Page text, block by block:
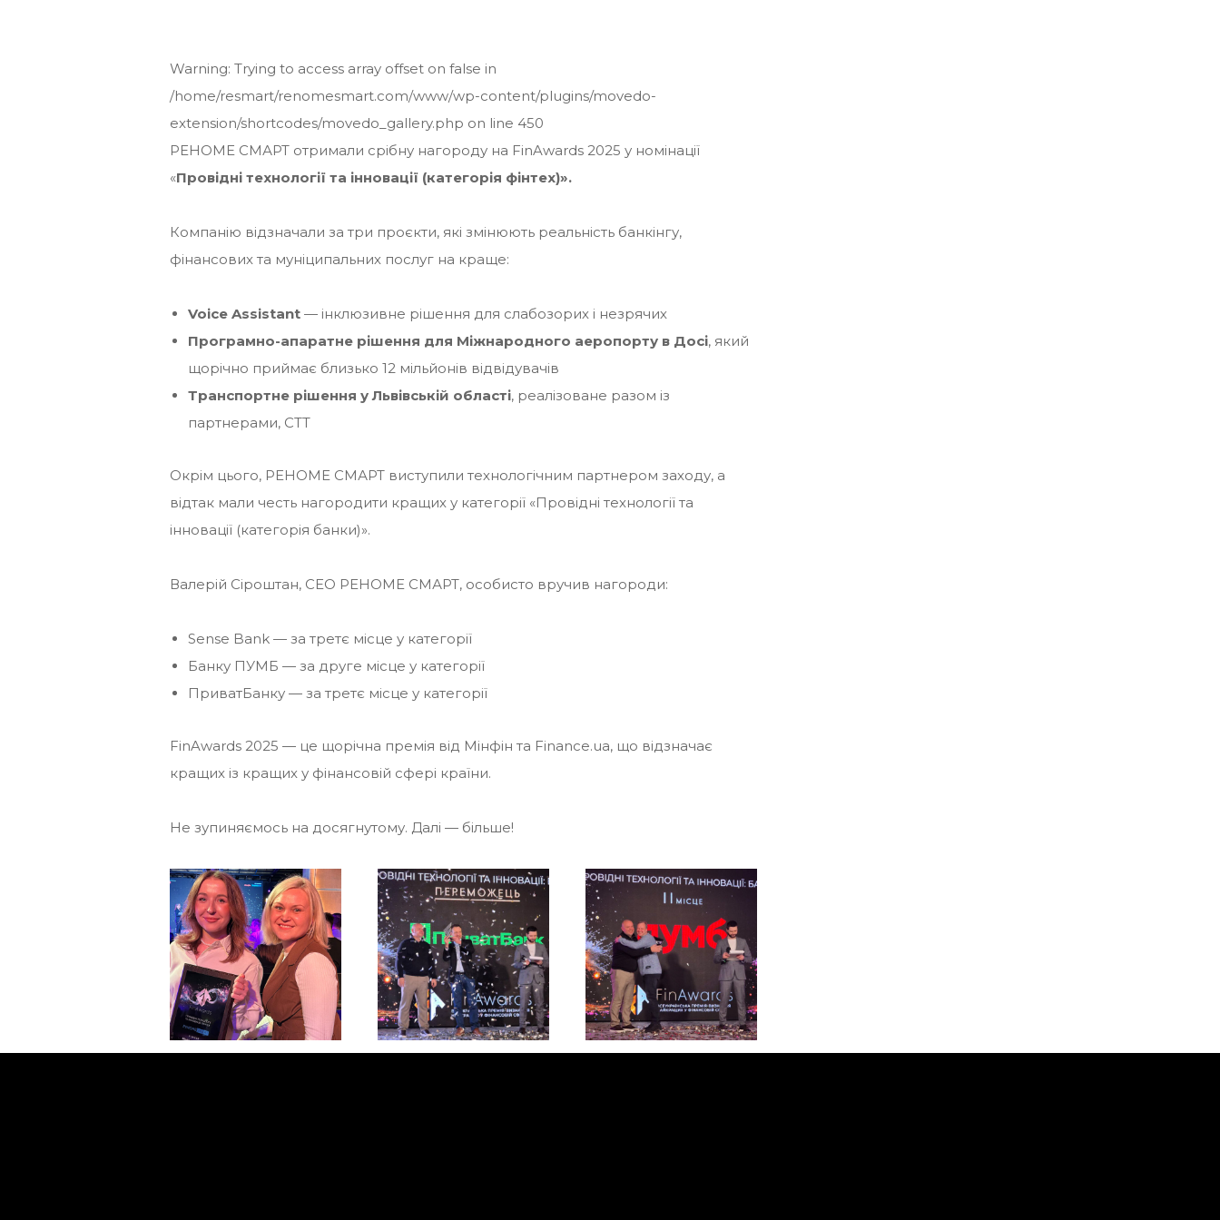
Warning: Trying to access array offset on false in
/home/resmart/renomesmart.com/www/wp-content/plugins/movedo-
extension/shortcodes/movedo_gallery.php on line 450
РЕНОМЕ СМАРТ отримали срібну нагороду на FinAwards 2025 у номінації
«Провідні технології та інновації (категорія фінтех)».
Компанію відзначали за три проєкти, які змінюють реальність банкінгу,
фінансових та муніципальних послуг на краще:
Voice Assistant — інклюзивне рішення для слабозорих і незрячих
Програмно-апаратне рішення для Міжнародного аеропорту в Досі, який
щорічно приймає близько 12 мільйонів відвідувачів
Транспортне рішення у Львівській області, реалізоване разом із
партнерами, СТТ
Окрім цього, РЕНОМЕ СМАРТ виступили технологічним партнером заходу, а
відтак мали честь нагородити кращих у категорії «Провідні технології та
інновації (категорія банки)».
Валерій Сіроштан, CEO РЕНОМЕ СМАРТ, особисто вручив нагороди:
Sense Bank — за третє місце у категорії
Банку ПУМБ — за друге місце у категорії
ПриватБанку — за третє місце у категорії
FinAwards 2025 — це щорічна премія від Мінфін та Finance.ua, що відзначає
кращих із кращих у фінансовій сфері країни.
Не зупиняємось на досягнутому. Далі — більше!